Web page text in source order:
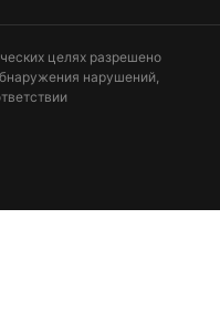
целях разрешено
нарушений,